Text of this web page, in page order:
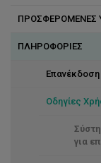
ΠΡΟΣΦΕΡΟΜΕΝΕΣ
Δωρεάν
ΠΛΗΡΟΦΟΡΙΕΣ
Οδηγίες
για